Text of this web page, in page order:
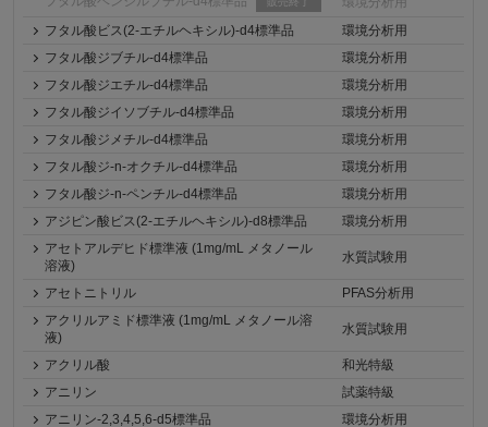
フタル酸ビス(2-エチルヘキシル)-d4標準品
環境分析用
フタル酸ジブチル-d4標準品
環境分析用
フタル酸ジエチル-d4標準品
環境分析用
フタル酸ジイソブチル-d4標準品
環境分析用
フタル酸ジメチル-d4標準品
環境分析用
フタル酸ジ-n-オクチル-d4標準品
環境分析用
フタル酸ジ-n-ペンチル-d4標準品
環境分析用
アジピン酸ビス(2-エチルヘキシル)-d8標準品
環境分析用
アセトアルデヒド標準液 (1mg/mL メタノール
溶液)
水質試験用
アセトニトリル
PFAS分析用
アクリルアミド標準液 (1mg/mL メタノール溶
液)
水質試験用
アクリル酸
和光特級
アニリン
試薬特級
アニリン-2,3,4,5,6-d5標準品
環境分析用